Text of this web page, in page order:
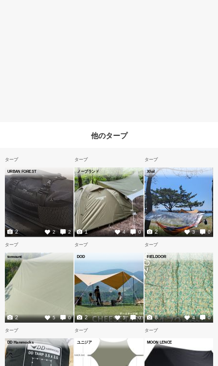
他のタープ
タープ
URBAN FOREST
2 2
2
タープ
ノーブランド
4 0
1
タープ
Xfoil
3 0
2
タープ
tomount
5 0
2
タープ
DOD
5 0
2
タープ
FIELDOOR
4 0
8
タープ
DD Hammocks
タープ
ユニジア
タープ
MOON LENCE